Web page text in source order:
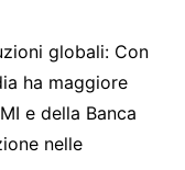
globali: Con
ha maggiore
e della Banca
nelle